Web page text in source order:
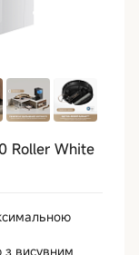
Roller White
висувним